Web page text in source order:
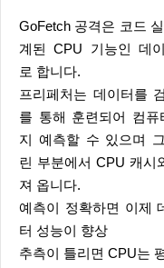
GoFetch 공격은 코드 실행 시 컴퓨터 성능을 향상시키도록 설
계된 CPU 기능인 데
로 합니다.
프리페처는 데이터를
를 통해 훈련되어 컴퓨
지 예측할 수 있으며
린 부분에서 CPU 캐시
져 옵니다.
예측이 정확하면 이제
터 성능이 향상
추측이 틀리면 CPU는